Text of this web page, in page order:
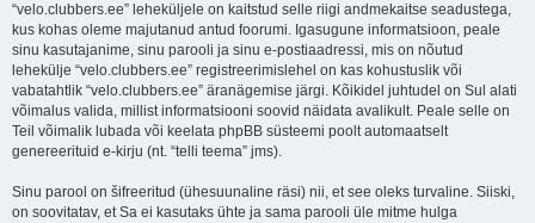
“velo.clubbers.ee” leheküljele on kaitstud selle riigi andmekaitse seadustega,
kus kohas oleme majutanud antud foorumi. Igasugune informatsioon, peale
sinu kasutajanime, sinu parooli ja sinu e-postiaadressi, mis on nõutud
lehekülje “velo.clubbers.ee” registreerimislehel on kas kohustuslik või
vabatahtlik “velo.clubbers.ee” äranägemise järgi. Kõikidel juhtudel on Sul alati
võimalus valida, millist informatsiooni soovid näidata avalikult. Peale selle on
Teil võimalik lubada või keelata phpBB süsteemi poolt automaatselt
genereerituid e-kirju (nt. “telli teema” jms).
Sinu parool on šifreeritud (ühesuunaline räsi) nii, et see oleks turvaline. Siiski,
on soovitatav, et Sa ei kasutaks ühte ja sama parooli üle mitme hulga